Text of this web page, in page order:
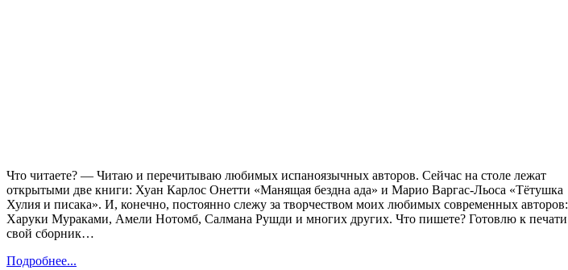
Что читаете? — Читаю и перечитываю любимых испаноязычных авторов. Сейчас на столе лежат
открытыми две книги: Хуан Карлос Онетти «Манящая бездна ада» и Марио Варгас-Льоса «Тётушка
Хулия и писака». И, конечно, постоянно слежу за творчеством моих любимых современных авторов:
Харуки Мураками, Амели Нотомб, Салмана Рушди и многих других. Что пишете? Готовлю к печати
свой сборник…
Подробнее...